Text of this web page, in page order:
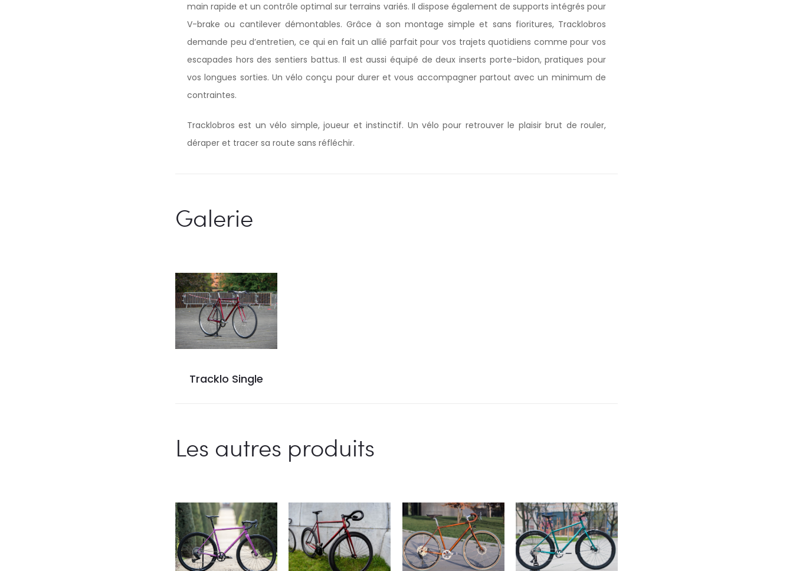
main rapide et un contrôle optimal sur terrains variés. Il dispose également de supports intégrés pour
V-brake ou cantilever démontables. Grâce à son montage simple et sans fioritures, Tracklobros
demande peu d’entretien, ce qui en fait un allié parfait pour vos trajets quotidiens comme pour vos
escapades hors des sentiers battus. Il est aussi équipé de deux inserts porte-bidon, pratiques pour
vos longues sorties. Un vélo conçu pour durer et vous accompagner partout avec un minimum de
contraintes.
Tracklobros est un vélo simple, joueur et instinctif. Un vélo pour retrouver le plaisir brut de rouler,
déraper et tracer sa route sans réfléchir.
Galerie
Tracklo Single
Les autres produits